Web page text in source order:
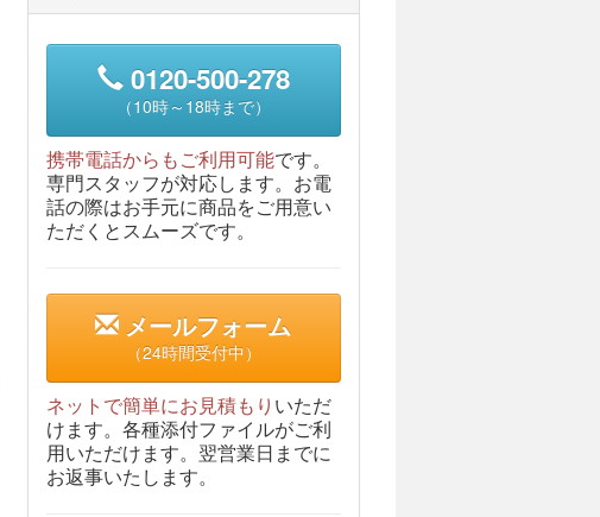
0120-500-278
（10時～18時まで）
携帯電話からもご利用可能です。
専門スタッフが対応します。お電
話の際はお手元に商品をご用意い
ただくとスムーズです。
メールフォーム
（24時間受付中）
ネットで簡単にお見積もり いただ
けます。各種添付ファイルがご利
用いただけます。翌営業日までに
お返事いたします。